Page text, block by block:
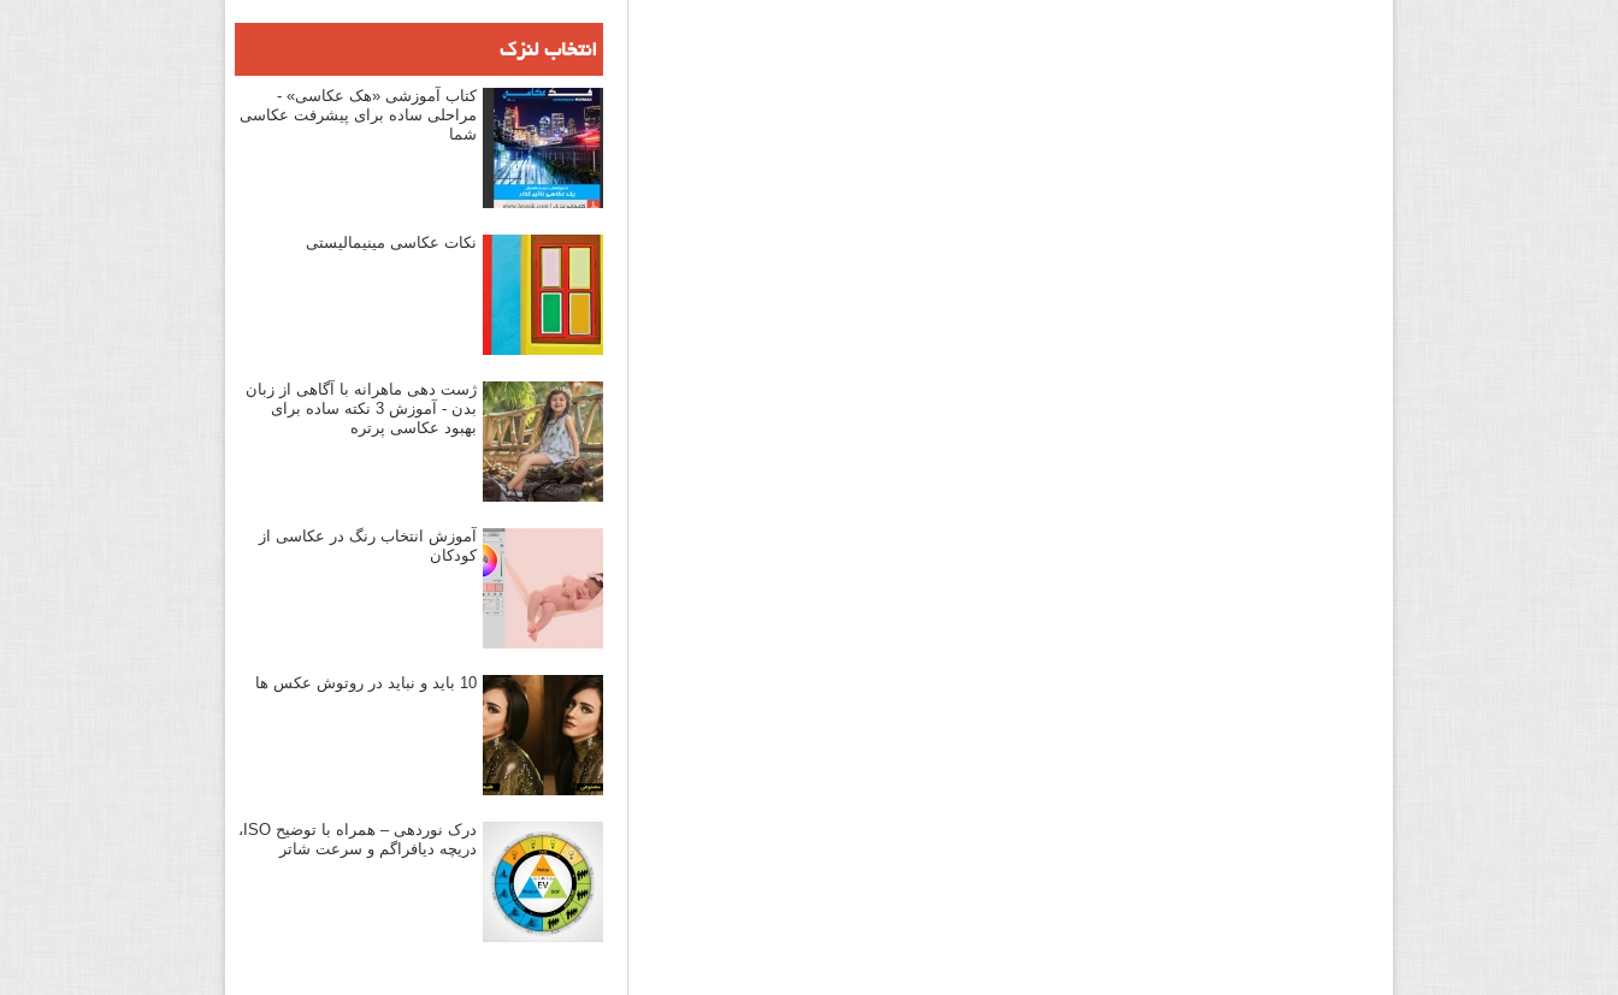
انتخاب لنزک
کتاب آموزشی «هک عکاسی» -
مراحلی ساده برای پیشرفت عکاسی
شما
نکات عکاسی مینیمالیستی
ژست دهی ماهرانه با آگاهی از زبان
بدن - آموزش 3 نکته ساده برای
بهبود عکاسی پرتره
آموزش انتخاب رنگ در عکاسی از
کودکان
10 باید و نباید در روتوش عکس ها
درک نوردهی – همراه با توضیح ISO،
دریچه دیافراگم و سرعت شاتر